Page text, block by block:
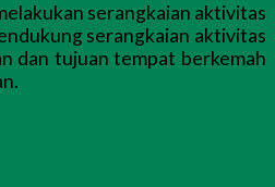
serangkaian aktivitas
serangkaian aktivitas
dan tujuan tempat berkemah